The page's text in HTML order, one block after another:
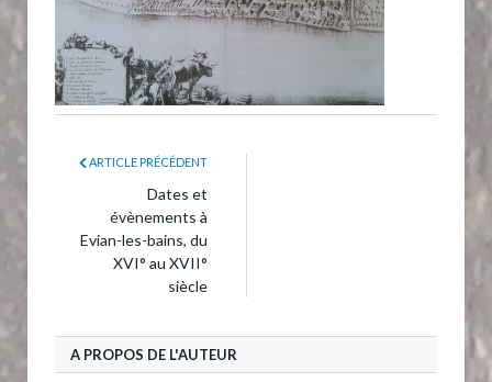
ARTICLE PRÉCÉDENT
Dates et
évènements à
Evian-les-bains, du
XVI° au XVII°
siècle
A PROPOS DE L'AUTEUR